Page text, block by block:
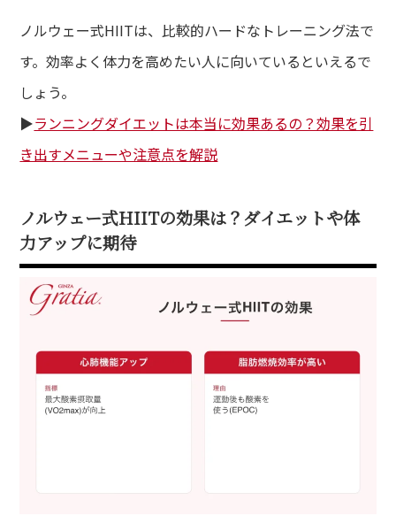
ノルウェー式HIITは、比較的ハードなトレーニング法で
す。効率よく体力を高めたい人に向いているといえるで
しょう。
▶︎ランニングダイエットは本当に効果あるの？効果を引
き出すメニューや注意点を解説
ノルウェー式HIITの効果は？ダイエットや体
力アップに期待